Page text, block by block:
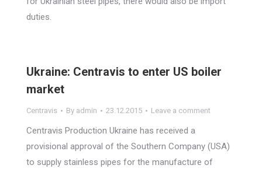
duties.
Ukraine: Centravis to enter US boiler
market
Centravis By admin 23.12.2015 Leave a comment
Centravis Production Ukraine has received a
provisional approval of the Southern Company (USA)
to supply stainless pipes for the manufacture of